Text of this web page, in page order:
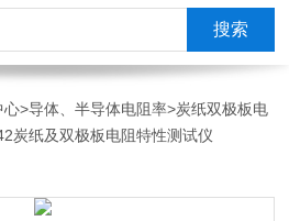
，炭块二氧化碳反应测定仪
心>导体、半导体电阻率>炭纸双极板电
炭纸及双极板电阻特性测试仪